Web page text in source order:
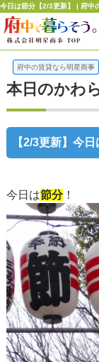
今日は節分【2/3更新】 | 府中
府中の賃貸なら明星商事
本日のかわ
【2/3更新】今
今日は節分！